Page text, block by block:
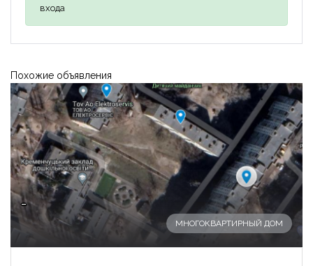
входа
Похожие объявления
-
МНОГОКВАРТИРНЫЙ ДОМ